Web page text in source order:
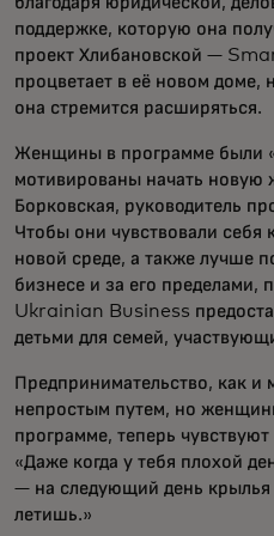
поддержке, которую она
проект Хлибановской —
процветает в её новом доме,
она стремится расширяться.
Женщины в программе были
мотивированы начать новую
Борковская, руководитель
Чтобы они чувствовали
новой среде, а также лучше
бизнесе и за его
Ukrainian Business
детьми для семей,
Предпринимательство, как и
непростым путем, но
программе, теперь
«Даже когда у тебя плохой
— на следующий день
летишь.»